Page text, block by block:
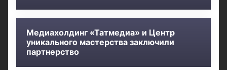
Медиахолдинг «Татмедиа» и Центр
уникального мастерства заключили
партнерство